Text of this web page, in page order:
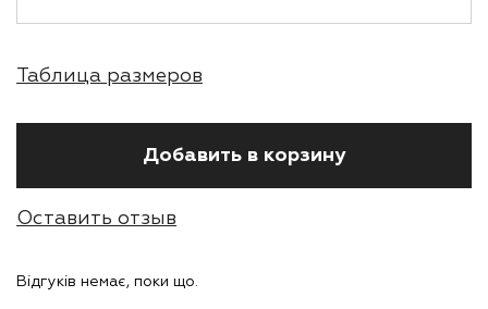
Таблица размеров
Добавить в корзину
Оставить отзыв
Відгуків немає, поки що.